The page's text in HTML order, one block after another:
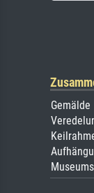
Gemälde